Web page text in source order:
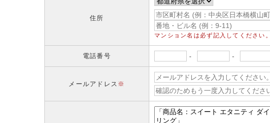
住所
マンション名は必ず記入してください。
電話番号 - -
メールアドレス ※